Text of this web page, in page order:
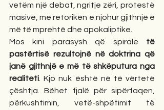
vetëm një debat, ngritje zëri, protestë
masive, me retorikën e njohur gjithnjë e
më të mprehtë dhe apokaliptike.
Mos kini parasysh që spirale të
pastërtisë rezultojnë në doktrina që
janë gjithnjë e më të shkëputura nga
realiteti . Kjo nuk është në të vërtetë
çështja. Bëhet fjalë për sipërfaqen,
përkushtimin, vetë-shpëtimit të